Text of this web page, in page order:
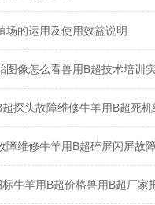
场的运用及使用效益说明
图像怎么看兽用B超技术培训
探头故障维修牛羊用B超死机
障维修牛羊用B超碎屏闪屏故
牛羊用B超价格兽用B超厂家